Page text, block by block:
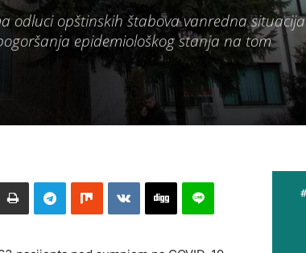
odluci opštinskih štabova vanredna situacija
epidemiološkog stanja na tom